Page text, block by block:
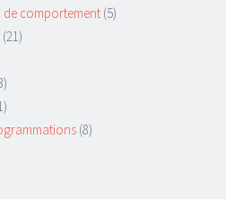
de comportement (5)
(21)
(8)